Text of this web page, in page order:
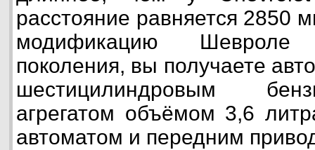
расстояние равняется 2850
модификацию
поколения, вы получаете
шестицилиндровым
агрегатом объёмом 3,6
автоматом и передним